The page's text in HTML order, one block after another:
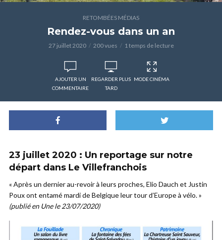
RETOMBÉES MÉDIAS
Rendez-vous dans un an
27 juillet 2020 200 vues 1 temps de lecture
AJOUTER UN
COMMENTAIRE
REGARDER PLUS
TARD
MODE CINÉMA
23 juillet 2020 : Un reportage sur notre
départ dans Le Villefranchois
« Après un dernier au-revoir à leurs proches, Elio Dauch et Justin
Poux ont entamé mardi de Belgique leur tour d’Europe à vélo. »
(publié en Une le 23/07/2020)